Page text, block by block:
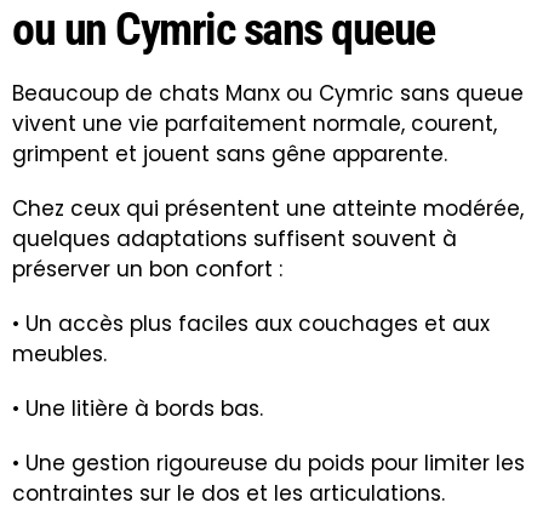
ou un Cymric sans queue
Beaucoup de chats Manx ou Cymric sans queue
vivent une vie parfaitement normale, courent,
grimpent et jouent sans gêne apparente.
Chez ceux qui présentent une atteinte modérée,
quelques adaptations suffisent souvent à
préserver un bon confort :
• Un accès plus faciles aux couchages et aux
meubles.
• Une litière à bords bas.
• Une gestion rigoureuse du poids pour limiter les
contraintes sur le dos et les articulations.